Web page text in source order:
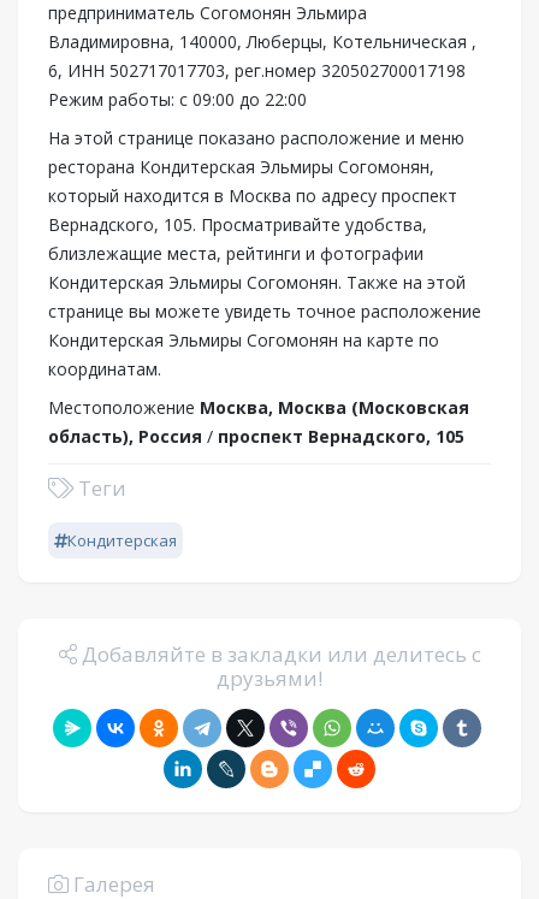
предприниматель Согомонян Эльмира
Владимировна, 140000, Люберцы, Котельническая ,
6, ИНН 502717017703, рег.номер 320502700017198
Режим работы: с 09:00 до 22:00
На этой странице показано расположение и меню
ресторана Кондитерская Эльмиры Согомонян,
который находится в Москва по адресу проспект
Вернадского, 105. Просматривайте удобства,
близлежащие места, рейтинги и фотографии
Кондитерская Эльмиры Согомонян. Также на этой
странице вы можете увидеть точное расположение
Кондитерская Эльмиры Согомонян на карте по
координатам.
Местоположение Москва, Москва (Московская
область), Россия / проспект Вернадского, 105
Теги
Кондитерская
Добавляйте в закладки или делитесь с
друзьями!
Галерея